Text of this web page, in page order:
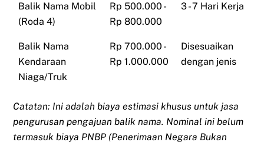
Balik Nama Mobil
(Roda 4)
Rp 500.000 -
Rp 800.000
3 - 7 Hari Kerja
Balik Nama
Kendaraan
Niaga/Truk
Rp 700.000 -
Rp 1.000.000
Disesuaikan
dengan jenis
Catatan: Ini adalah biaya estimasi khusus untuk jasa
pengurusan pengajuan balik nama. Nominal ini belum
termasuk biaya PNBP (Penerimaan Negara Bukan